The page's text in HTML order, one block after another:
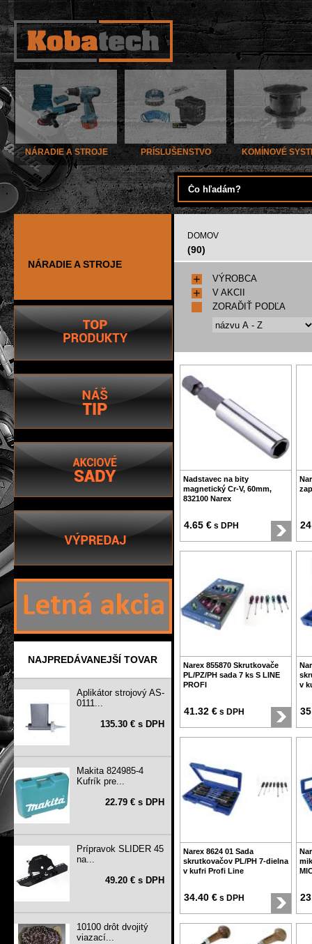
NÁRADIE A STROJE PRÍSLUŠENSTVO KOMÍNOVÉ
NÁRADIE A STROJE
NAJPREDÁVANEJŠÍ TOVAR
Aplikátor strojový AS-
0111...
135.30 € s DPH
Makita 824985-4
Kufrík pre...
22.79 € s DPH
Prípravok SLIDER 45
na...
49.20 € s DPH
10100 drôt dvojitý
viazací...
DOMOV
(90)
VÝROBCA
V AKCII
ZORAĎIŤ PODĽA
Nadstavec na bity
magnetický Cr-V, 60mm,
832100 Narex
4.65 € s DPH
Narex 855870 Skrutkovače
PL/PZ/PH sada 7 ks S LINE
PROFI
41.32 € s DPH
v
Narex 8624 01 Sada
skrutkovačov PL/PH 7-dielna
v kufri Profi Line
34.40 € s DPH